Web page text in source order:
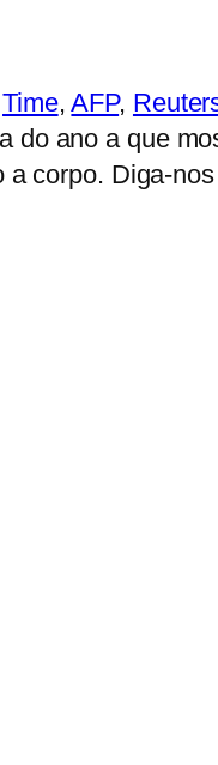
Time,AFP,
do ano a que
corpo. Diga-